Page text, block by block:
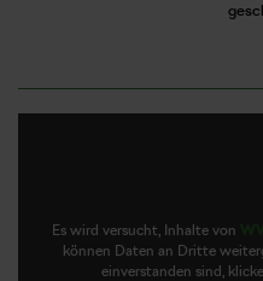
Es wird versucht, Inhalte von
können Daten an Dritte
einverstanden sind,